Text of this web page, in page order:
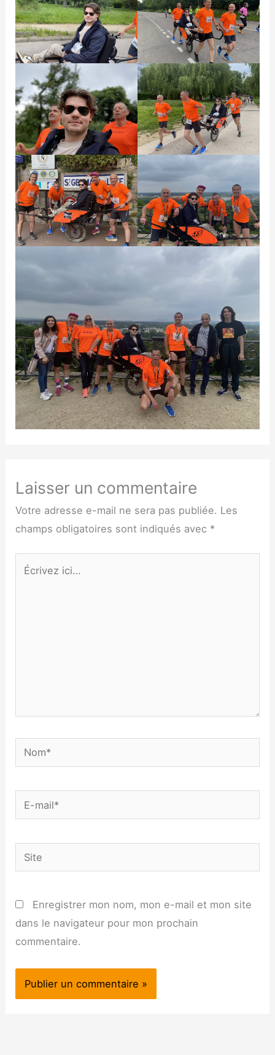
Laisser un commentaire
Votre adresse e-mail ne sera pas publiée. Les
champs obligatoires sont indiqués avec *
Écrivez
Nom*
E-
mail*
Site
Enregistrer mon nom, mon e-mail et mon site
dans le navigateur pour mon prochain
commentaire.